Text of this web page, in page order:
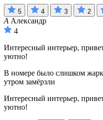
5 4 3 2
А Александр
4
Интересный интерьер,
уютно!
В номере было слишком
утром замёрзли
Интересный интерьер,
уютно!